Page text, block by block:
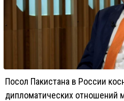
Посол Пакистана в России
дипломатических отношений